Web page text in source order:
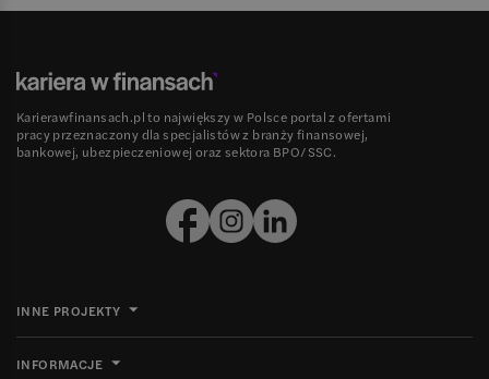
Karierawfinansach.pl to największy w Polsce portal z ofertami
pracy przeznaczony dla specjalistów z branży finansowej,
bankowej, ubezpieczeniowej oraz sektora BPO/SSC.
INNE PROJEKTY
INFORMACJE